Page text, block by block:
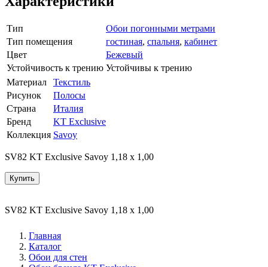
Тип
Обои погонными метрами
Тип помещения
гостиная, спальня, кабинет
Цвет
Бежевый
Устойчивость к трению Устойчивы к трению
Материал
Текстиль
Рисунок
Полосы
Страна
Италия
Бренд
KT Exclusive
Коллекция Savoy
SV82 KT Exclusive Savoy 1,18 x 1,00
Купить
SV82 KT Exclusive Savoy 1,18 x 1,00
Главная
Каталог
Обои для стен